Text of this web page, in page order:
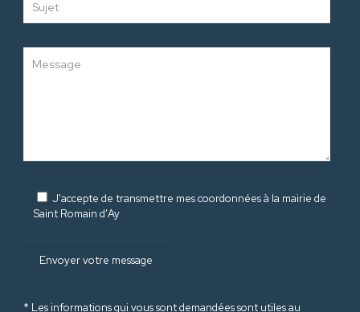
J'accepte de transmettre mes coordonnées à la mairie de
Saint Romain d'Ay
* Les informations qui vous sont demandées sont utiles au